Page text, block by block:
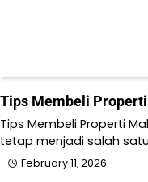
Tips Membeli
Tips Membeli Properti
tetap menjadi salah
February 11, 2026